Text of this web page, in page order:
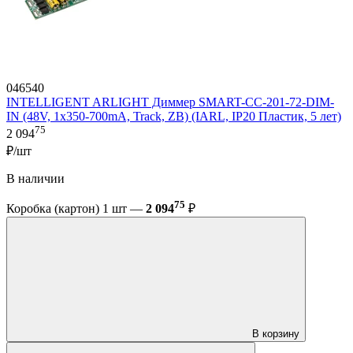
046540
INTELLIGENT ARLIGHT Диммер SMART-CC-201-72-DIM-
IN (48V, 1x350-700mA, Track, ZB) (IARL, IP20 Пластик, 5 лет)
2 09475
₽/шт
В наличии
Коробка (картон) 1 шт — 2 09475 ₽
В корзину